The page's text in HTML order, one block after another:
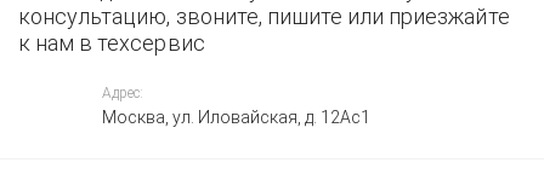
консультацию, звоните, пишите или приезжайте
к нам в техсервис
Адрес:
Москва, ул. Иловайская, д. 12Ас1